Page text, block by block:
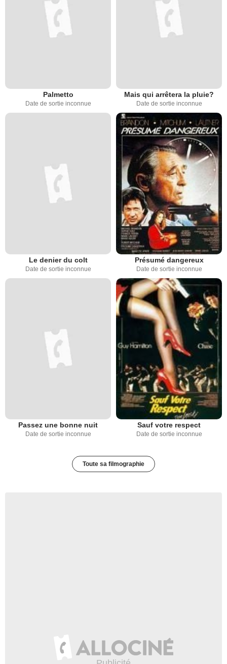
Palmetto
Date de sortie inconnue
Mais qui arrêtera la pluie?
Date de sortie inconnue
Le denier du colt
Date de sortie inconnue
Présumé dangereux
Date de sortie inconnue
Passez une bonne nuit
Date de sortie inconnue
Sauf votre respect
Date de sortie inconnue
Toute sa filmographie